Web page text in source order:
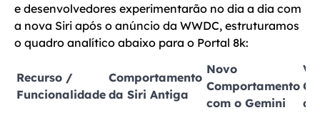
e desenvolvedores experimentarão no dia a dia com
a nova Siri após o anúncio da WWDC, estruturamos
o quadro analítico abaixo para o Portal 8k:
Recurso /
Funcionalidade
Comportamento
da Siri Antiga
Novo
Comportamento
com o Gemini
de